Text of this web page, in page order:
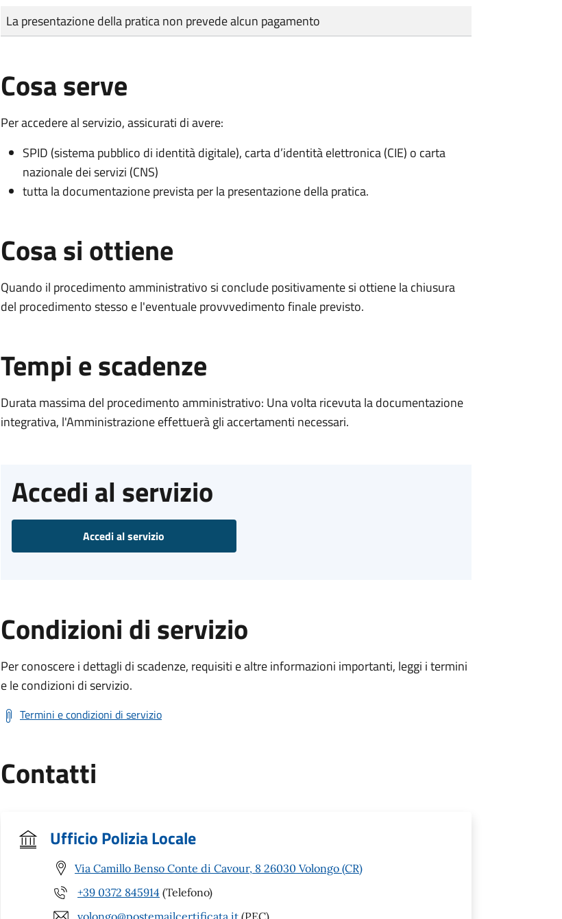
Tipo di pagamento
Importo
La presentazione della pratica non prevede alcun pagamento
Cosa serve
Per accedere al servizio, assicurati di avere:
SPID (sistema pubblico di identità digitale), carta d’identità elettronica (CIE) o carta
nazionale dei servizi (CNS)
tutta la documentazione prevista per la presentazione della pratica.
Cosa si ottiene
Quando il procedimento amministrativo si conclude positivamente si ottiene la chiusura
del procedimento stesso e l'eventuale provvvedimento finale previsto.
Tempi e scadenze
Durata massima del procedimento amministrativo: Una volta ricevuta la documentazione
integrativa, l'Amministrazione effettuerà gli accertamenti necessari.
Accedi al servizio
Accedi al servizio
Condizioni di servizio
Per conoscere i dettagli di scadenze, requisiti e altre informazioni importanti, leggi i termini
e le condizioni di servizio.
Termini e condizioni di servizio
Contatti
Ufficio Polizia Locale
Via Camillo Benso Conte di Cavour, 8 26030 Volongo (CR)
+39 0372 845914 (Telefono)
volongo@postemailcertificata.it (PEC)